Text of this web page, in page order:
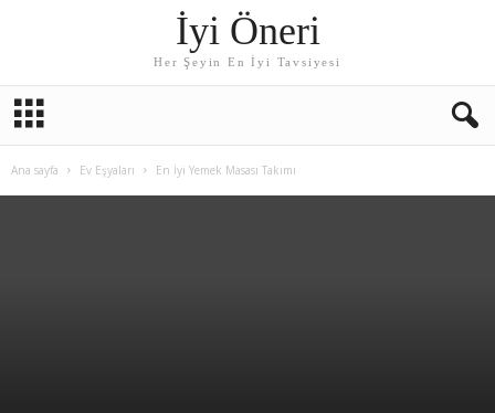
İyi Öneri
Her Şeyin En İyi Tavsiyesi
Ana sayfa Ev Eşyaları En İyi Yemek Masası Takımı